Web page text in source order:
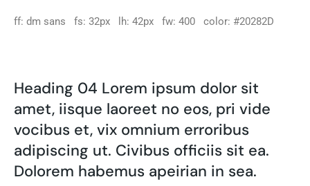
ff: dm sans fs: 32px lh: 42px fw: 400 color: #20282D
Heading 04 Lorem ipsum dolor sit
amet, iisque laoreet no eos, pri vide
vocibus et, vix omnium erroribus
adipiscing ut. Civibus officiis sit ea.
Dolorem habemus apeirian in sea.